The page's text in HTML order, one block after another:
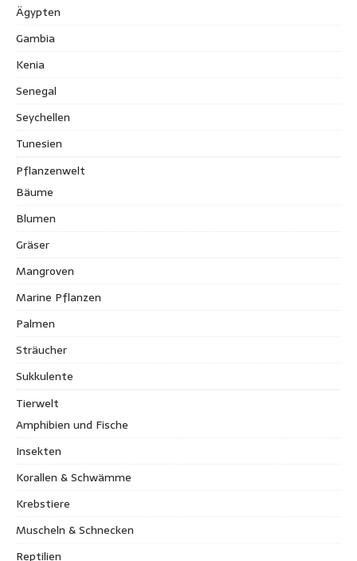
Ägypten
Gambia
Kenia
Senegal
Seychellen
Tunesien
Pflanzenwelt
Bäume
Blumen
Gräser
Mangroven
Marine Pflanzen
Palmen
Sträucher
Sukkulente
Tierwelt
Amphibien und Fische
Insekten
Korallen & Schwämme
Krebstiere
Muscheln & Schnecken
Reptilien